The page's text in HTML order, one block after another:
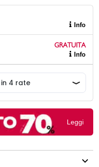
Info
GRATUITA
Info
Leggi